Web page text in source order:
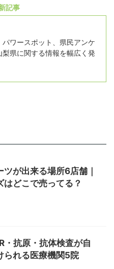
記事
ワースポット、県民アンケ
梨県に関する情報を幅広く発
ツが出来る場所6店舗｜
はどこで売ってる？
・抗原・抗体検査が自
られる医療機関5院